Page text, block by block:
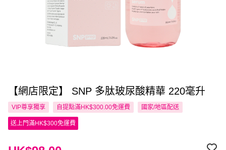
【網店限定】 SNP 多肽玻尿酸精華 220毫升
VIP尊享獨享 自提點滿HK$300.00免運費 國家/地區配送
送上門滿HK$300免運費